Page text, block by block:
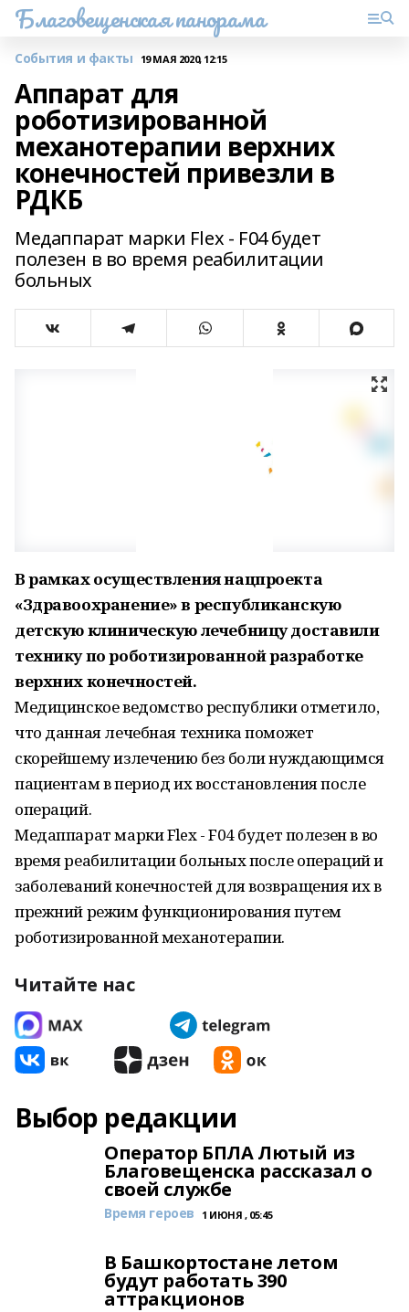
Благовещенская панорама
События и факты 19 МАЯ 2020, 12:15
Аппарат для
роботизированной
механотерапии верхних
конечностей привезли в
РДКБ
Медаппарат марки Flex - F04 будет
полезен в во время реабилитации
больных
В рамках осуществления нацпроекта
«Здравоохранение» в республиканскую
детскую клиническую лечебницу доставили
технику по роботизированной разработке
верхних конечностей.
Медицинское ведомство республики отметило,
что данная лечебная техника поможет
скорейшему излечению без боли нуждающимся
пациентам в период их восстановления после
операций.
Медаппарат марки Flex - F04 будет полезен в во
время реабилитации больных после операций и
заболеваний конечностей для возвращения их в
прежний режим функционирования путем
роботизированной механотерапии.
Читайте нас
Выбор редакции
Оператор БПЛА Лютый из
Благовещенска рассказал о
своей службе
Время героев 1 ИЮНЯ , 05:45
В Башкортостане летом
будут работать 390
аттракционов